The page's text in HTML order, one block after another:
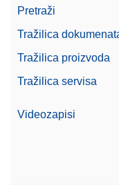
Pretraži
Tražilica
Tražilica proizvoda
Tražilica servisa
Videozapisi